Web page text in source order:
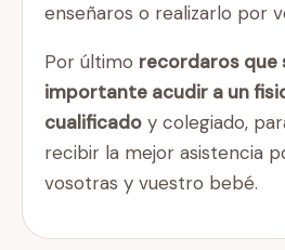
enseñaros o realizarlo por
Por último recordaros que
importante acudir a un
cualificado y colegiado,
recibir la mejor asistencia
vosotras y vuestro bebé.